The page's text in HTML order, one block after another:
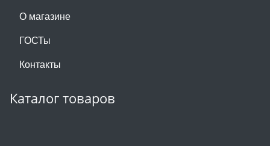
О магазине
ГОСТы
Контакты
Каталог товаров